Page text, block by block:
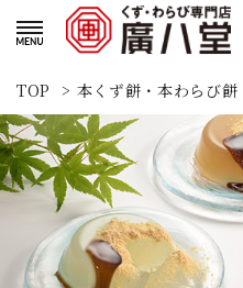
TOP > 本くず餅・本わらび餅